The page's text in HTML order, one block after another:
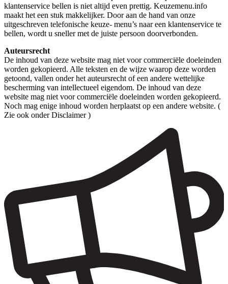
klantenservice bellen is niet altijd even prettig. Keuzemenu.info
maakt het een stuk makkelijker. Door aan de hand van onze
uitgeschreven telefonische keuze- menu’s naar een klantenservice te
bellen, wordt u sneller met de juiste persoon doorverbonden.
Auteursrecht
De inhoud van deze website mag niet voor commerciële doeleinden
worden gekopieerd. Alle teksten en de wijze waarop deze worden
getoond, vallen onder het auteursrecht of een andere wettelijke
bescherming van intellectueel eigendom. De inhoud van deze
website mag niet voor commerciële doeleinden worden gekopieerd.
Noch mag enige inhoud worden herplaatst op een andere website. (
Zie ook onder Disclaimer )